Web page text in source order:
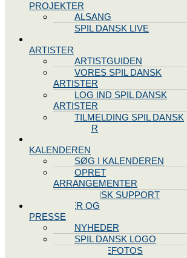
PROJEKTER
ALSANG
SPIL DANSK LIVE
ARTISTER
ARTISTGUIDEN
VORES SPIL DANSK
ARTISTER
LOG IND SPIL DANSK
ARTISTER
TILMELDING SPIL DANSK
ARTISTER
KALENDEREN
SØG I KALENDEREN
OPRET
ARRANGEMENTER
TEKNISK SUPPORT
NYHEDER OG
PRESSE
NYHEDER
SPIL DANSK LOGO
PRESSEFOTOS